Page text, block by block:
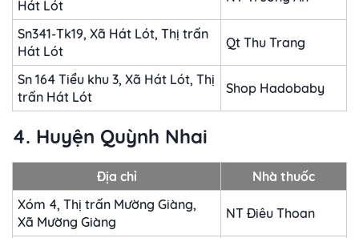
Hát Lót
Sn341-Tk19, Xã Hát Lót, Thị trấn
Hát Lót
Qt Thu Trang
Sn 164 Tiểu khu 3, Xã Hát Lót, Thị
trấn Hát Lót
Shop Hadobaby
4. Huyện Quỳnh Nhai
Địa chỉ
Nhà thuốc
Xóm 4, Thị trấn Mường Giàng,
Xã Mường Giàng
NT Điêu Thoan